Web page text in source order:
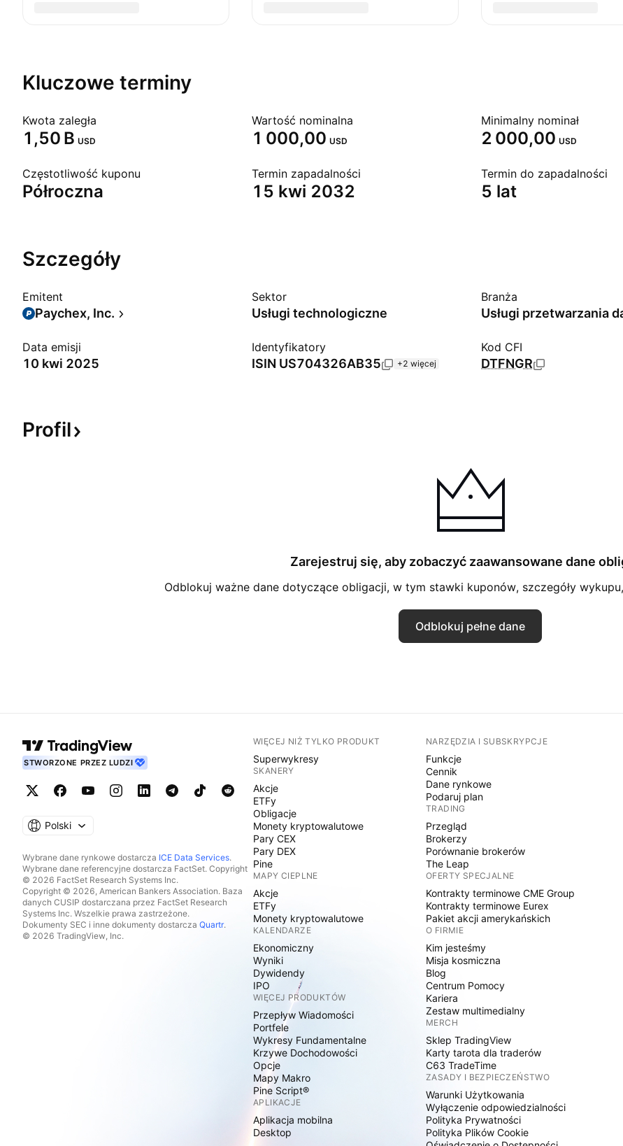
Kluczowe terminy
Kwota zaległa
‪1,50 B‬ USD
Wartość nominalna
1 000,00 USD
Minimalny nominał
2 000,00 USD
Częstotliwość kuponu
Półroczna
Termin zapadalności
15 kwi 2032
Termin do zapadalności
5 lat
Szczegóły
Emitent
Paychex, Inc.
Sektor
Usługi technologiczne
Branża
Usługi przetwarzania
Data emisji
10 kwi 2025
Identyfikatory
ISIN US704326AB35 +2 więcej
Kod CFI
DTFNGR
Profil
Zarejestruj się, aby zobaczyć zaawansowane dane
Odblokuj ważne dane dotyczące obligacji, w tym stawki kuponów, szczegóły
Odblokuj pełne dane
STWORZONE PRZEZ LUDZI
Polski
Wybrane dane rynkowe dostarcza ICE Data Services.
Wybrane dane referencyjne dostarcza FactSet. Copyright
© 2026 FactSet Research Systems Inc.
Copyright © 2026, American Bankers Association. Baza
danych CUSIP dostarczana przez FactSet Research
Systems Inc. Wszelkie prawa zastrzeżone.
Dokumenty SEC i inne dokumenty dostarcza Quartr.
© 2026 TradingView, Inc.
WIĘCEJ NIŻ TYLKO PRODUKT
Superwykresy
SKANERY
Akcje
ETFy
Obligacje
Monety kryptowalutowe
Pary CEX
Pary DEX
Pine
MAPY CIEPLNE
Akcje
ETFy
Monety kryptowalutowe
KALENDARZE
Ekonomiczny
Wyniki
Dywidendy
IPO
WIĘCEJ PRODUKTÓW
Przepływ Wiadomości
Portfele
Wykresy Fundamentalne
Krzywe Dochodowości
Opcje
Mapy Makro
Pine Script®
APLIKACJE
Aplikacja mobilna
Desktop
NARZĘDZIA I SUBSKRYPCJE
Funkcje
Cennik
Dane rynkowe
Podaruj plan
TRADING
Przegląd
Brokerzy
Porównanie brokerów
The Leap
OFERTY SPECJALNE
Kontrakty terminowe CME Group
Kontrakty terminowe Eurex
Pakiet akcji amerykańskich
O FIRMIE
Kim jesteśmy
Misja kosmiczna
Blog
Centrum Pomocy
Kariera
Zestaw multimedialny
MERCH
Sklep TradingView
Karty tarota dla traderów
C63 TradeTime
ZASADY I BEZPIECZEŃSTWO
Warunki Użytkowania
Wyłączenie odpowiedzialności
Polityka Prywatności
Polityka Plików Cookie